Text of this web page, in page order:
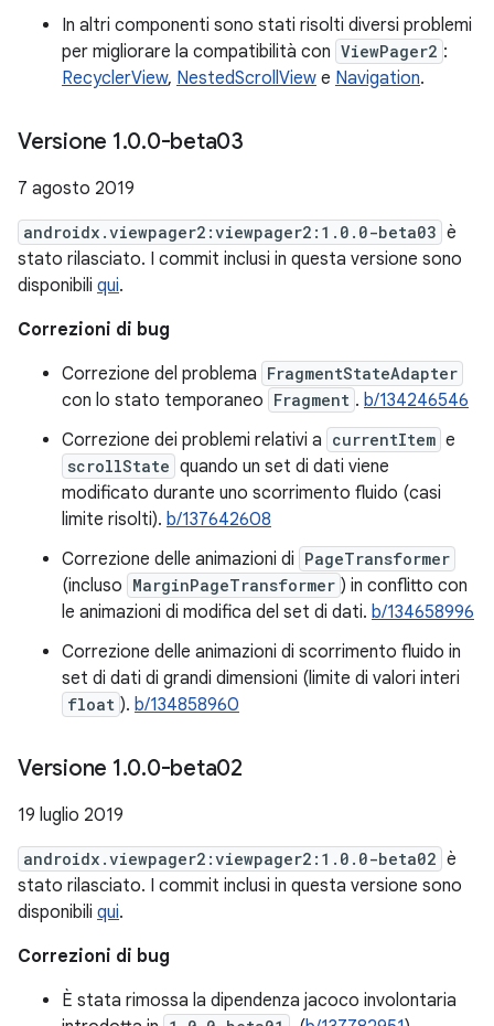
In altri componenti sono stati risolti diversi problemi
per migliorare la compatibilità con ViewPager2 :
RecyclerView, NestedScrollView e Navigation.
Versione 1.0.0-beta03
7 agosto 2019
androidx.viewpager2:viewpager2:1.0.0-beta03 è
stato rilasciato. I commit inclusi in questa versione sono
disponibili qui.
Correzioni di bug
Correzione del problema FragmentStateAdapter
con lo stato temporaneo Fragment . b/134246546
Correzione dei problemi relativi a currentItem e
scrollState quando un set di dati viene
modificato durante uno scorrimento fluido (casi
limite risolti). b/137642608
Correzione delle animazioni di PageTransformer
(incluso MarginPageTransformer ) in conflitto con
le animazioni di modifica del set di dati. b/134658996
Correzione delle animazioni di scorrimento fluido in
set di dati di grandi dimensioni (limite di valori interi
float ). b/134858960
Versione 1.0.0-beta02
19 luglio 2019
androidx.viewpager2:viewpager2:1.0.0-beta02 è
stato rilasciato. I commit inclusi in questa versione sono
disponibili qui.
Correzioni di bug
È stata rimossa la dipendenza jacoco involontaria